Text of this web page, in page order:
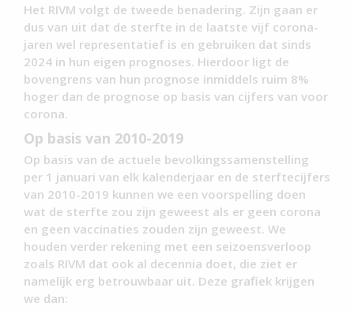
Het RIVM volgt de tweede benadering. Zijn gaan er
dus van uit dat de sterfte in de laatste vijf corona-
jaren wel representatief is en gebruiken dat sinds
2024 in hun eigen prognoses. Hierdoor ligt de
bovengrens van hun prognose inmiddels ruim 8%
hoger dan de prognose op basis van cijfers van voor
corona.
Op basis van 2010-2019
Op basis van de actuele bevolkingssamenstelling
per 1 januari van elk kalenderjaar en de sterftecijfers
van 2010-2019 kunnen we een voorspelling doen
wat de sterfte zou zijn geweest als er geen corona
en geen vaccinaties zouden zijn geweest. We
houden verder rekening met een seizoensverloop
zoals RIVM dat ook al decennia doet, die ziet er
namelijk erg betrouwbaar uit. Deze grafiek krijgen
we dan: